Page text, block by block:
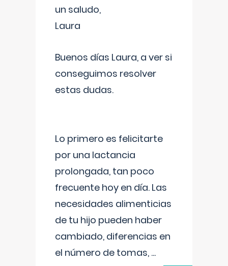
un saludo,
Laura
Buenos días Laura, a ver si
conseguimos resolver
estas dudas.
Lo primero es felicitarte
por una lactancia
prolongada, tan poco
frecuente hoy en día. Las
necesidades alimenticias
de tu hijo pueden haber
cambiado, diferencias en
el número de tomas, ...